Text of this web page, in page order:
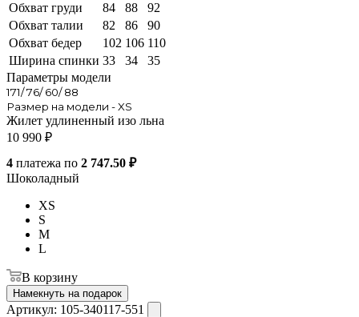
Обхват груди 84 88
92
Обхват талии
82 86
90
Обхват бедер
102 106 110
Ширина спинки 33 34
35
Параметры модели
171/ 76/ 60/ 88
Размер на модели - XS
Жилет удлиненный изо льна
10 990 ₽
4 платежа по 2 747.50 ₽
Шоколадный
XS
S
M
L
В корзину
Намекнуть на подарок
Артикул: 105-340117-551